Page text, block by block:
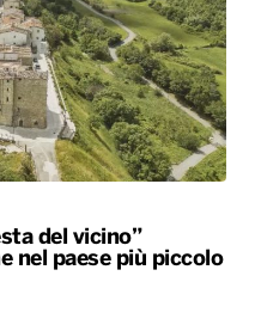
del vicino”
nel paese più piccolo